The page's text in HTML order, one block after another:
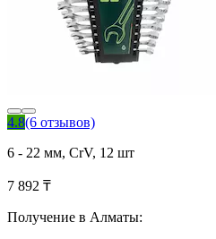
4.8(6 отзывов)
6 - 22 мм, CrV, 12 шт
7 892 ₸
Получение в Алматы: